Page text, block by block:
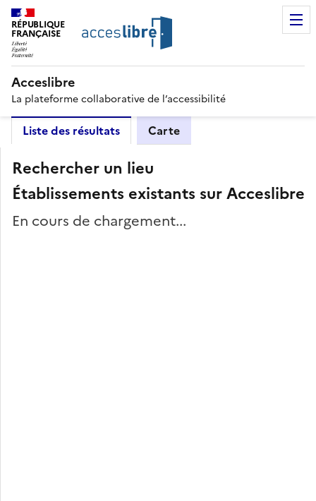
RÉPUBLIQUE
FRANÇAISE
Acceslibre
La plateforme collaborative de l’accessibilité
Liste des résultats Carte
Rechercher un lieu
Établissements existants sur Acceslibre
En cours de chargement...